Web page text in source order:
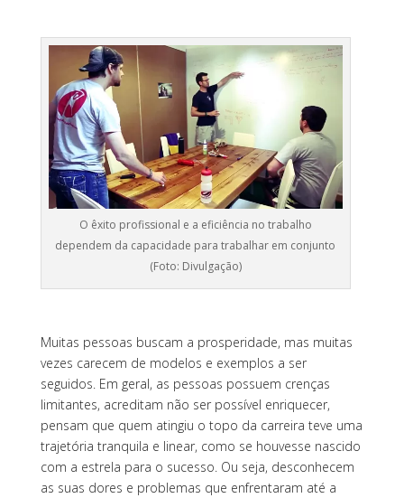
O êxito profissional e a eficiência no trabalho
dependem da capacidade para trabalhar em conjunto
(Foto: Divulgação)
Muitas pessoas buscam a prosperidade, mas muitas
vezes carecem de modelos e exemplos a ser
seguidos. Em geral, as pessoas possuem crenças
limitantes, acreditam não ser possível enriquecer,
pensam que quem atingiu o topo da carreira teve uma
trajetória tranquila e linear, como se houvesse nascido
com a estrela para o sucesso. Ou seja, desconhecem
as suas dores e problemas que enfrentaram até a